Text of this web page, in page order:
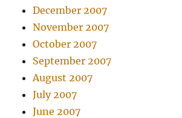
December 2007
November 2007
October 2007
September 2007
August 2007
July 2007
June 2007